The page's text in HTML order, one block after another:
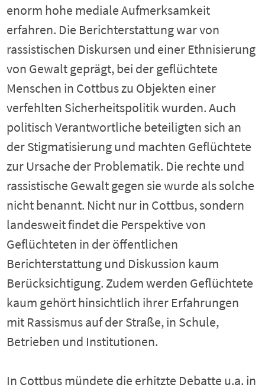
enorm hohe mediale Aufmerksamkeit
erfahren. Die Berichterstattung war von
rassistischen Diskursen und einer Ethnisierung
von Gewalt geprägt, bei der geflüchtete
Menschen in Cottbus zu Objekten einer
verfehlten Sicherheitspolitik wurden. Auch
politisch Verantwortliche beteiligten sich an
der Stigmatisierung und machten Geflüchtete
zur Ursache der Problematik. Die rechte und
rassistische Gewalt gegen sie wurde als solche
nicht benannt. Nicht nur in Cottbus, sondern
landesweit findet die Perspektive von
Geflüchteten in der öffentlichen
Berichterstattung und Diskussion kaum
Berücksichtigung. Zudem werden Geflüchtete
kaum gehört hinsichtlich ihrer Erfahrungen
mit Rassismus auf der Straße, in Schule,
Betrieben und Institutionen.
In Cottbus mündete die erhitzte Debatte u.a. in